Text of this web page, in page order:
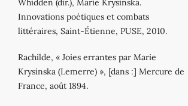
Whidden (dir.), Marie Krysinska.
Innovations poétiques et combats
littéraires, Saint‐Étienne, PUSE, 2010.
Rachilde, « Joies errantes par Marie
Krysinska (Lemerre) », [dans :] Mercure de
France, août 1894.